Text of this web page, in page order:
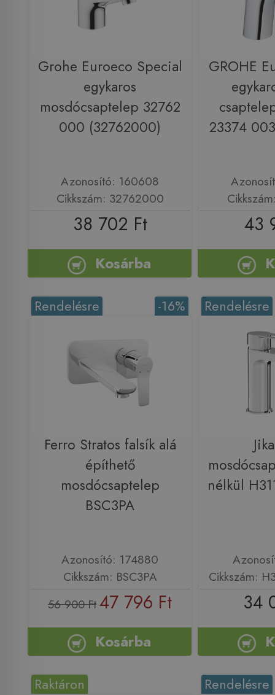
Grohe Euroeco Special
egykaros
mosdócsaptelep 32762
000 (32762000)
Azonosító: 160608
Cikkszám: 32762000
38 702 Ft
Kosárba
GROHE
23374
43
-16%
Rendelésre
Ferro Stratos falsík alá
építhető
mosdócsaptelep
BSC3PA
Azonosító: 174880
Cikkszám: BSC3PA
56 900 Ft47 796 Ft
Kosárba
Rendelésre
nélkül
Cikkszám:
34
Raktáron Rendelésre